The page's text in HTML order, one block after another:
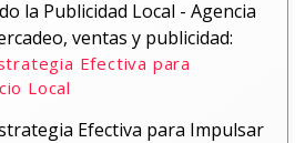
la Publicidad Local - Agencia
ventas y publicidad:
Efectiva para
Local
Efectiva para Impulsar